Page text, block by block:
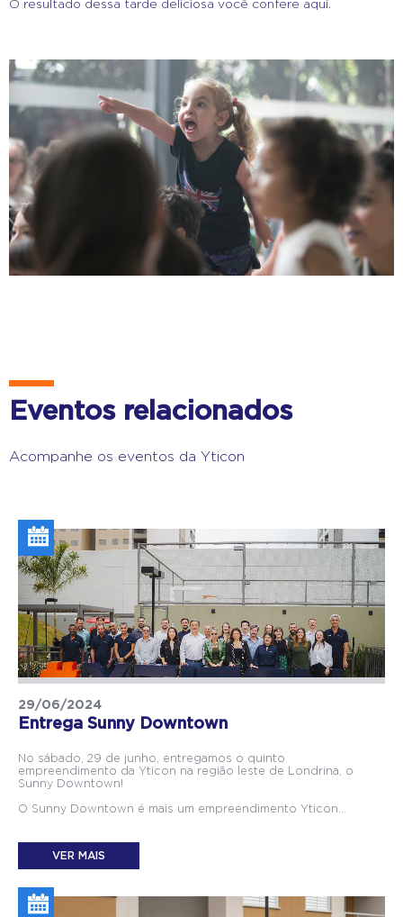
O resultado dessa tarde deliciosa você confere aqui.
Eventos relacionados
Acompanhe os eventos da Yticon
29/06/2024
Entrega Sunny Downtown
No sábado, 29 de junho, entregamos o quinto
empreendimento da Yticon na região leste de Londrina, o
Sunny Downtown!
O Sunny Downtown é mais um empreendimento Yticon...
VER MAIS